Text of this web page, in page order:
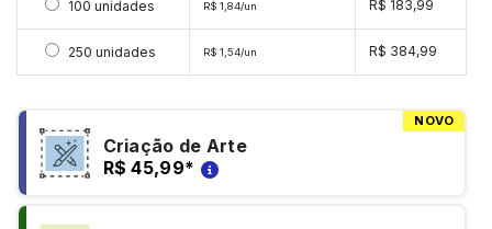
Selecionar 100 unidades
100 unidades R$ 1,84/un R$ 183,99
Selecionar 250 unidades
250 unidades R$ 1,54/un R$ 384,99
NOVO
Criação de Arte
R$ 45,99*